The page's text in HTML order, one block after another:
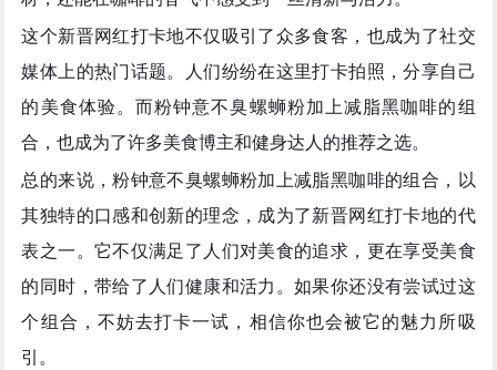
这个新晋网红打卡地不仅吸引了众多食客，也成为了社交
媒体上的热门话题。人们纷纷在这里打卡拍照，分享自己
的美食体验。而粉钟意不臭螺蛳粉加上减脂黑咖啡的组
合，也成为了许多美食博主和健身达人的推荐之选。
总的来说，粉钟意不臭螺蛳粉加上减脂黑咖啡的组合，以
其独特的口感和创新的理念，成为了新晋网红打卡地的代
表之一。它不仅满足了人们对美食的追求，更在享受美食
的同时，带给了人们健康和活力。如果你还没有尝试过这
个组合，不妨去打卡一试，相信你也会被它的魅力所吸
引。